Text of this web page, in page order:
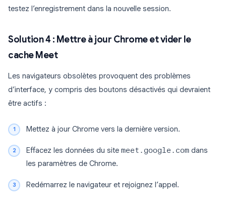
testez l’enregistrement dans la nouvelle session.
Solution 4 : Mettre à jour Chrome et vider le
cache Meet
Les navigateurs obsolètes provoquent des problèmes
d’interface, y compris des boutons désactivés qui devraient
être actifs :
Mettez à jour Chrome vers la dernière version.
Effacez les données du site meet.google.com dans
les paramètres de Chrome.
Redémarrez le navigateur et rejoignez l’appel.